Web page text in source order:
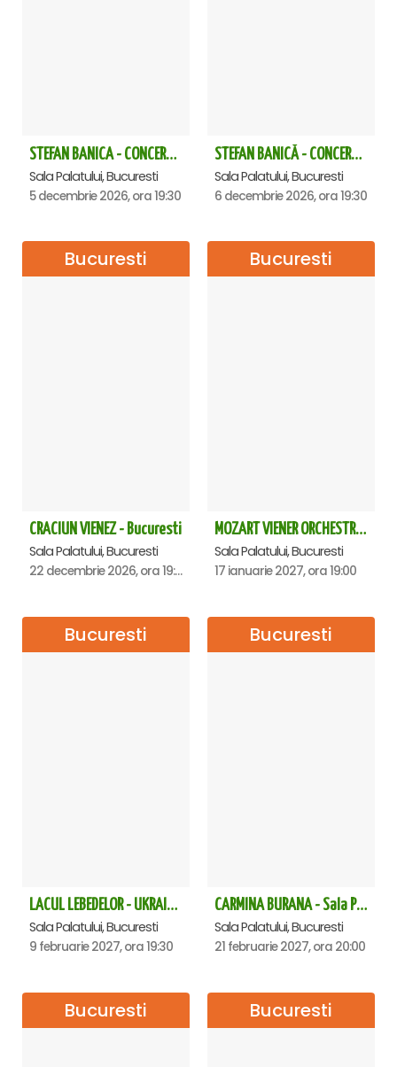
STEFAN BANICA - CONCERT EXTRAORDINAR DE CRĂCIUN 2026
Sala Palatului, Bucuresti
5 decembrie 2026, ora 19:30
STEFAN BANICĂ - CONCERT EXTRAORDINAR DE CRĂCIUN 2026
Sala Palatului, Bucuresti
6 decembrie 2026, ora 19:30
Bucuresti
CRACIUN VIENEZ - Bucuresti
Sala Palatului, Bucuresti
22 decembrie 2026, ora 19:00
Bucuresti
MOZART VIENER ORCHESTRA - CONCERT EXTRAORDINAR - Sala Palatului
Sala Palatului, Bucuresti
17 ianuarie 2027, ora 19:00
Bucuresti
LACUL LEBEDELOR - UKRAINIAN CLASSICAL BALLET - Bucuresti
Sala Palatului, Bucuresti
9 februarie 2027, ora 19:30
Bucuresti
CARMINA BURANA - Sala Palatului
Sala Palatului, Bucuresti
21 februarie 2027, ora 20:00
Bucuresti Bucuresti